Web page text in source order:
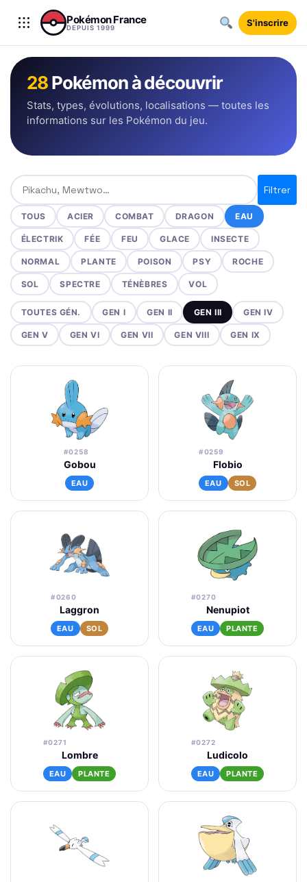
Aller au contenu
Pokémon France
DEPUIS 1999 S'inscrire
28Pokémon à découvrir
Stats, types, évolutions, localisations — toutes les
informations sur les Pokémon du jeu.
Rechercher un Pokémon
Filtrer
TOUS ACIER COMBAT DRAGON EAU
ÉLECTRIK FÉE FEU GLACE INSECTE
NORMAL PLANTE POISON PSY ROCHE
SOL SPECTRE TÉNÈBRES VOL
TOUTES GÉN. GEN I GEN II GEN III GEN IV
GEN V GEN VI GEN VII GEN VIII GEN IX
#0258
Gobou
EAU
#0259
Flobio
EAU SOL
#0260
Laggron
EAU SOL
#0270
Nenupiot
EAU PLANTE
#0271
Lombre
EAU PLANTE
#0272
Ludicolo
EAU PLANTE